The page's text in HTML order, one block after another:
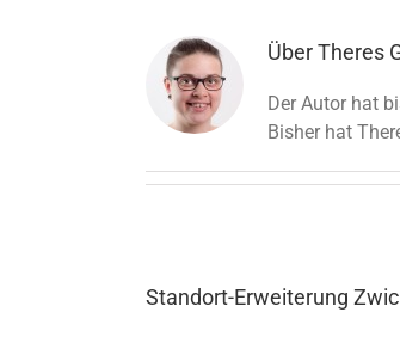
ÜberTheres
Der Autor hat
Bisher hat
Standort-Erweiterung